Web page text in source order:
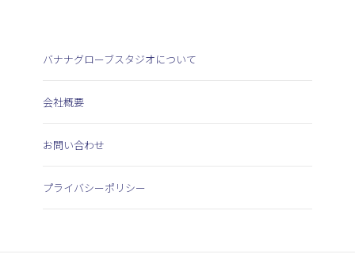
バナナグローブスタジオについて
会社概要
お問い合わせ
プライバシーポリシー